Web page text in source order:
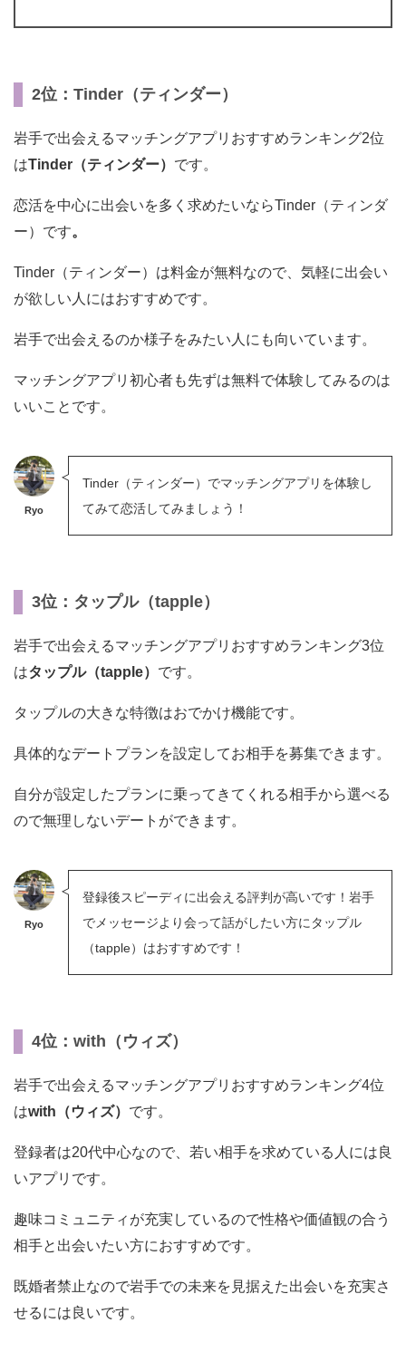
2位：Tinder（ティンダー）
岩手で出会えるマッチングアプリおすすめランキング2位
はTinder（ティンダー） です。
恋活を中心に出会いを多く求めたいならTinder（ティンダ
ー）です。
Tinder（ティンダー）は料金が無料なので、気軽に出会い
が欲しい人にはおすすめです。
岩手で出会えるのか様子をみたい人にも向いています。
マッチングアプリ初心者も先ずは無料で体験してみるのは
いいことです。
Ryo
Tinder（ティンダー）でマッチングアプリを体験し
てみて恋活してみましょう！
3位：タップル（tapple）
岩手で出会えるマッチングアプリおすすめランキング3位
はタップル（tapple） です。
タップルの大きな特徴はおでかけ機能です。
具体的なデートプランを設定してお相手を募集できます。
自分が設定したプランに乗ってきてくれる相手から選べる
ので無理しないデートができます。
Ryo
登録後スピーディに出会える評判が高いです！岩手
でメッセージより会って話がしたい方にタップル
（tapple）はおすすめです！
4位：with（ウィズ）
岩手で出会えるマッチングアプリおすすめランキング4位
はwith（ウィズ） です。
登録者は20代中心なので、若い相手を求めている人には良
いアプリです。
趣味コミュニティが充実しているので性格や価値観の合う
相手と出会いたい方におすすめです。
既婚者禁止なので岩手での未来を見据えた出会いを充実さ
せるには良いです。